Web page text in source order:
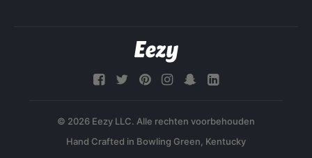
© 2026 Eezy LLC. Alle rechten voorbehouden